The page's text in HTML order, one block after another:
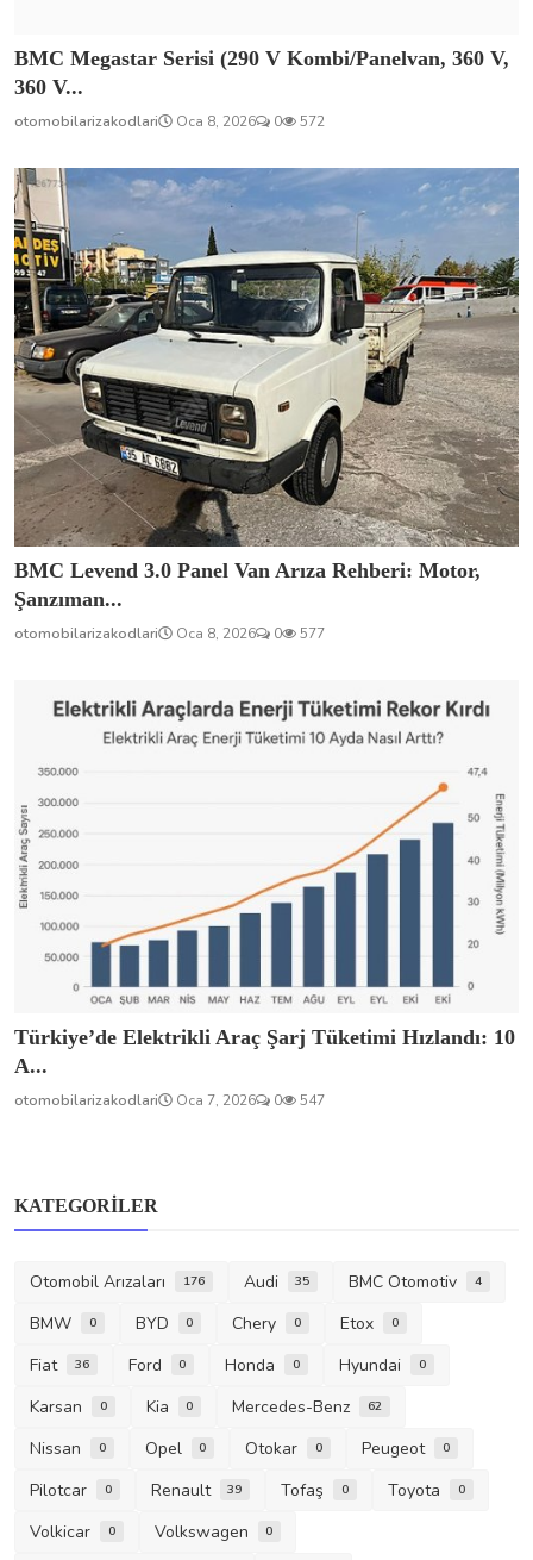
BMC Megastar Serisi (290 V Kombi/Panelvan, 360 V,
360 V...
otomobilarizakodlari Oca 8, 2026 0 572
BMC Levend 3.0 Panel Van Arıza Rehberi: Motor,
Şanzıman...
otomobilarizakodlari Oca 8, 2026 0 577
Türkiye’de Elektrikli Araç Şarj Tüketimi Hızlandı: 10
A...
otomobilarizakodlari Oca 7, 2026 0 547
KATEGORILER
Otomobil Arızaları 176 Audi 35 BMC Otomotiv 4
BMW 0 BYD 0 Chery 0 Etox 0
Fiat 36 Ford 0 Honda 0 Hyundai 0
Karsan 0 Kia 0 Mercedes-Benz 62
Nissan 0 Opel 0 Otokar 0 Peugeot 0
Pilotcar 0 Renault 39 Tofaş 0 Toyota 0
Volkicar 0 Volkswagen 0